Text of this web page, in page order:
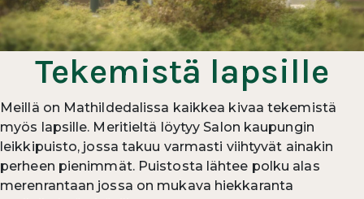
Tekemistä lapsille
Meillä on Mathildedalissa kaikkea kivaa tekemistä
myös lapsille. Meritieltä löytyy Salon kaupungin
leikkipuisto, jossa takuu varmasti viihtyvät ainakin
perheen pienimmät. Puistosta lähtee polku alas
merenrantaan jossa on mukava hiekkaranta